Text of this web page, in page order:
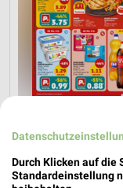
Angebote ab 03.08.
XXXLutz
Durch Klicken auf die
Standardeinstellung